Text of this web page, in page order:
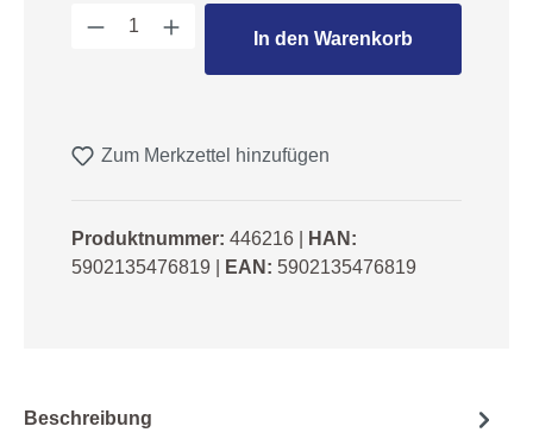
Produkt Anzahl: Gib den
In den Warenkorb
Zum Merkzettel hinzufügen
Produktnummer: 446216
HAN:
5902135476819
EAN: 5902135476819
Beschreibung